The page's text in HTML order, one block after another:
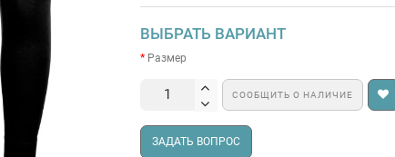
ВЫБРАТЬ ВАРИАНТ
Размер
СООБЩИТЬ О НАЛИЧИЕ
ЗАДАТЬ ВОПРОС